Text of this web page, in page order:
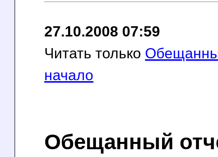
27.10.2008 07:59
Читать только
начало
Обещанный